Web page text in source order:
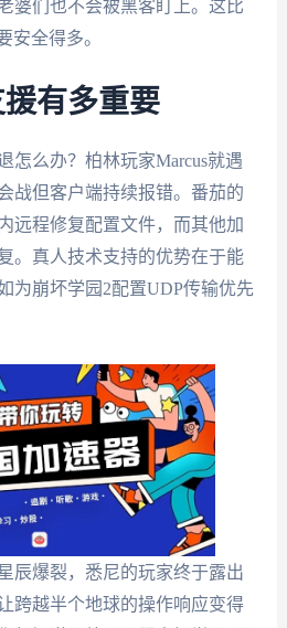
婆们也不会被黑客盯上。这比
安全得多。
有多重要
怎么办？柏林玩家Marcus就遇
战但客户端持续报错。番茄的
远程修复配置文件，而其他加
。真人技术支持的优势在于能
为崩坏学园2配置UDP传输优先
辰爆裂，悉尼的玩家终于露出
越半个地球的操作响应变得